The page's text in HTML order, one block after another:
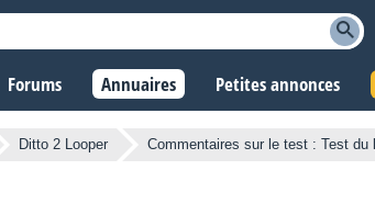
Forums Annuaires Petites annonces
Ditto 2 Looper Commentaires sur le test : Test du